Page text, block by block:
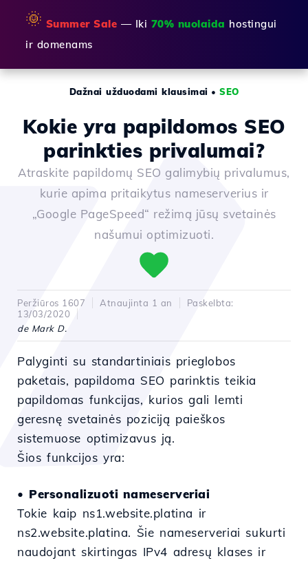
🌞 Summer Sale — Iki 70% nuolaida hostingui
ir domenams
Dažnai užduodami klausimai • SEO
Kokie yra papildomos SEO
parinkties privalumai?
Atraskite papildomų SEO galimybių privalumus,
kurie apima pritaikytus nameserverius ir
„Google PageSpeed“ režimą jūsų svetainės
našumui optimizuoti.
Peržiūros 1607 Atnaujinta 1 an
Paskelbta:
13/03/2020
de Mark D.
Palyginti su standartiniais prieglobos
paketais, papildoma SEO parinktis teikia
papildomas funkcijas, kurios gali lemti
geresnę svetainės poziciją paieškos
sistemuose optimizavus ją.
Šios funkcijos yra:
• Personalizuoti nameserveriai
Tokie kaip ns1.website.platina ir
ns2.website.platina. Šie nameserveriai sukurti
naudojant skirtingas IPv4 adresų klases ir